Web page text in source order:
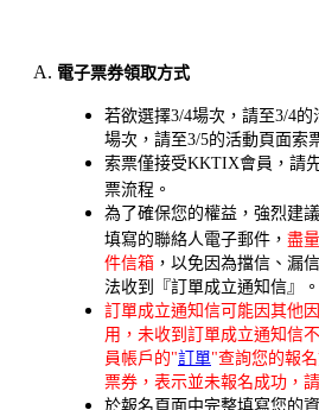
電子票券領取方式
若欲選擇3/4場次，請至3/4
場次，請至3/5的活動頁面索
索票僅接受KKTIX會員，請
票流程。
為了確保您的權益，強烈建
填寫的聯絡人電子郵件， 盡
件信箱 ，以免因為擋信、漏
法收到『訂單成立通知信』。
訂單成立通知信可能因其他
用，未收到訂單成立通知信
員帳戶的"訂單"查詢您的報
票券，表示並未報名成功，
於報名頁面中完整填寫您的